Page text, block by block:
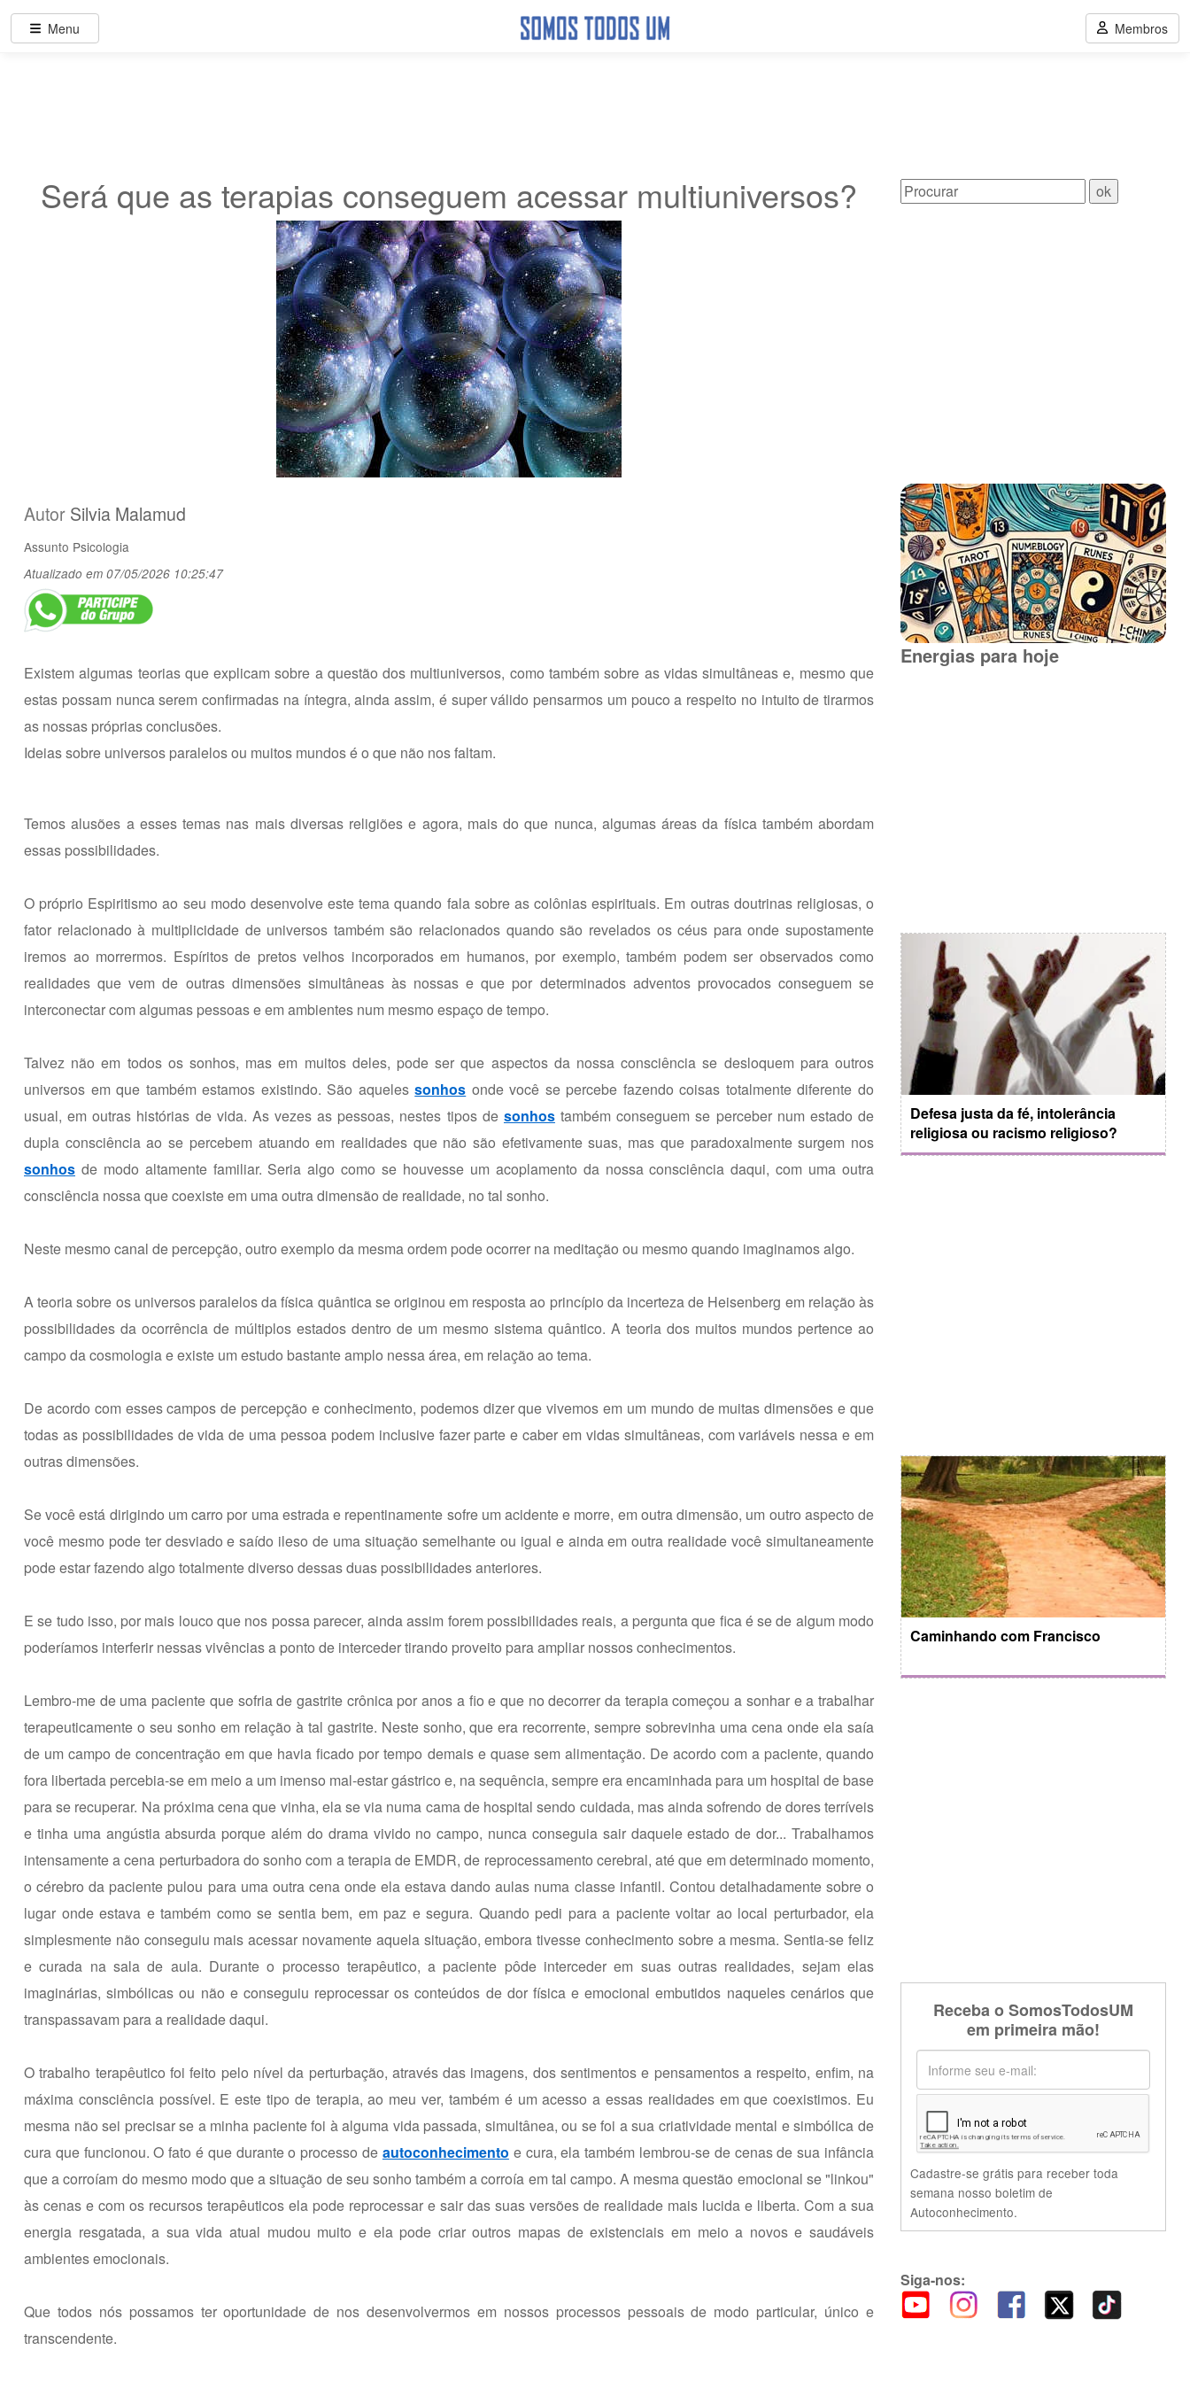
Será que as terapias conseguem acessar multiuniversos?
Autor Silvia Malamud
Assunto Psicologia
Atualizado em 07/05/2026 10:25:47
Existem algumas teorias que explicam sobre a questão dos multiuniversos, como também sobre as vidas simultâneas e, mesmo que
estas possam nunca serem confirmadas na íntegra, ainda assim, é super válido pensarmos um pouco a respeito no intuito de tirarmos
as nossas próprias conclusões.
Ideias sobre universos paralelos ou muitos mundos é o que não nos faltam.
Temos alusões a esses temas nas mais diversas religiões e agora, mais do que nunca, algumas áreas da física também abordam
essas possibilidades.
O próprio Espiritismo ao seu modo desenvolve este tema quando fala sobre as colônias espirituais. Em outras doutrinas religiosas, o
fator relacionado à multiplicidade de universos também são relacionados quando são revelados os céus para onde supostamente
iremos ao morrermos. Espíritos de pretos velhos incorporados em humanos, por exemplo, também podem ser observados como
realidades que vem de outras dimensões simultâneas às nossas e que por determinados adventos provocados conseguem se
interconectar com algumas pessoas e em ambientes num mesmo espaço de tempo.
Talvez não em todos os sonhos, mas em muitos deles, pode ser que aspectos da nossa consciência se desloquem para outros
universos em que também estamos existindo. São aquelessonhos onde você se percebe fazendo coisas totalmente diferente do
usual, em outras histórias de vida. As vezes as pessoas, nestes tipos de sonhostambém conseguem se perceber num estado de
dupla consciência ao se percebem atuando em realidades que não são efetivamente suas, mas que paradoxalmente surgem nos
sonhos de modo altamente familiar. Seria algo como se houvesse um acoplamento da nossa consciência daqui, com uma outra
consciência nossa que coexiste em uma outra dimensão de realidade, no tal sonho.
Neste mesmo canal de percepção, outro exemplo da mesma ordem pode ocorrer na meditação ou mesmo quando imaginamos algo.
A teoria sobre os universos paralelos da física quântica se originou em resposta ao princípio da incerteza de Heisenberg em relação às
possibilidades da ocorrência de múltiplos estados dentro de um mesmo sistema quântico. A teoria dos muitos mundos pertence ao
campo da cosmologia e existe um estudo bastante amplo nessa área, em relação ao tema.
De acordo com esses campos de percepção e conhecimento, podemos dizer que vivemos em um mundo de muitas dimensões e que
todas as possibilidades de vida de uma pessoa podem inclusive fazer parte e caber em vidas simultâneas, com variáveis nessa e em
outras dimensões.
Se você está dirigindo um carro por uma estrada e repentinamente sofre um acidente e morre, em outra dimensão, um outro aspecto de
você mesmo pode ter desviado e saído ileso de uma situação semelhante ou igual e ainda em outra realidade você simultaneamente
pode estar fazendo algo totalmente diverso dessas duas possibilidades anteriores.
E se tudo isso, por mais louco que nos possa parecer, ainda assim forem possibilidades reais, a pergunta que fica é se de algum modo
poderíamos interferir nessas vivências a ponto de interceder tirando proveito para ampliar nossos conhecimentos.
Lembro-me de uma paciente que sofria de gastrite crônica por anos a fio e que no decorrer da terapia começou a sonhar e a trabalhar
terapeuticamente o seu sonho em relação à tal gastrite. Neste sonho, que era recorrente, sempre sobrevinha uma cena onde ela saía
de um campo de concentração em que havia ficado por tempo demais e quase sem alimentação. De acordo com a paciente, quando
fora libertada percebia-se em meio a um imenso mal-estar gástrico e, na sequência, sempre era encaminhada para um hospital de base
para se recuperar. Na próxima cena que vinha, ela se via numa cama de hospital sendo cuidada, mas ainda sofrendo de dores terríveis
e tinha uma angústia absurda porque além do drama vivido no campo, nunca conseguia sair daquele estado de dor... Trabalhamos
intensamente a cena perturbadora do sonho com a terapia de EMDR, de reprocessamento cerebral, até que em determinado momento,
o cérebro da paciente pulou para uma outra cena onde ela estava dando aulas numa classe infantil. Contou detalhadamente sobre o
lugar onde estava e também como se sentia bem, em paz e segura. Quando pedi para a paciente voltar ao local perturbador, ela
simplesmente não conseguiu mais acessar novamente aquela situação, embora tivesse conhecimento sobre a mesma. Sentia-se feliz
e curada na sala de aula. Durante o processo terapêutico, a paciente pôde interceder em suas outras realidades, sejam elas
imaginárias, simbólicas ou não e conseguiu reprocessar os conteúdos de dor física e emocional embutidos naqueles cenários que
transpassavam para a realidade daqui.
O trabalho terapêutico foi feito pelo nível da perturbação, através das imagens, dos sentimentos e pensamentos a respeito, enfim, na
máxima consciência possível. E este tipo de terapia, ao meu ver, também é um acesso a essas realidades em que coexistimos. Eu
mesma não sei precisar se a minha paciente foi à alguma vida passada, simultânea, ou se foi a sua criatividade mental e simbólica de
cura que funcionou. O fato é que durante o processo de autoconhecimento e cura, ela também lembrou-se de cenas de sua infância
que a corroíam do mesmo modo que a situação de seu sonho também a corroía em tal campo. A mesma questão emocional se "linkou"
às cenas e com os recursos terapêuticos ela pode reprocessar e sair das suas versões de realidade mais lucida e liberta. Com a sua
energia resgatada, a sua vida atual mudou muito e ela pode criar outros mapas de existenciais em meio a novos e saudáveis
ambientes emocionais.
Que todos nós possamos ter oportunidade de nos desenvolvermos em nossos processos pessoais de modo particular, único e
transcendente.
Energias para hoje
Defesa justa da fé, intolerância
religiosa ou racismo religioso?
Caminhando com Francisco
Receba o SomosTodosUM
em primeira mão!
Cadastre-se grátis para receber toda
semana nosso boletim de
Autoconhecimento.
Siga-nos:
Menu Membros